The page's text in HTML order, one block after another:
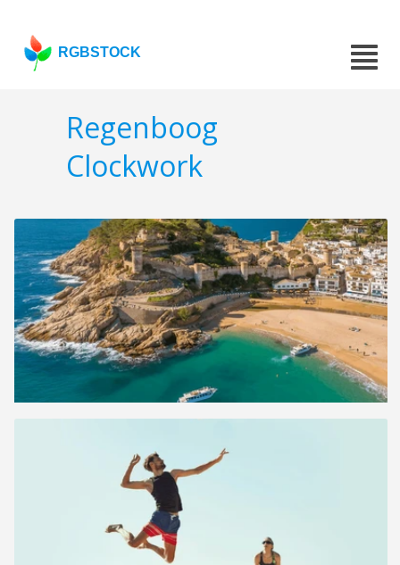
RGBSTOCK
Regenboog
Clockwork